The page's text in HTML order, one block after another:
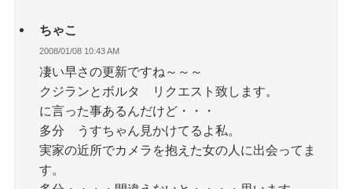
ちゃこ
2008/01/08 10:43 AM
凄い早さの更新ですね～～～
クジランとボルタ リクエスト致します。
に言った事あるんだけど・・・
多分 うすちゃん見かけてるよ私。
実家の近所でカメラを抱えた女の人に出会ってま
す。